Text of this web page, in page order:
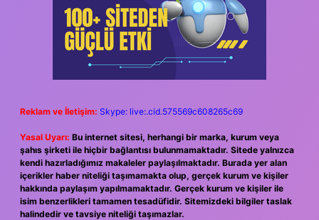
Reklam ve İletişim: Skype: live:.cid.575569c608265c69
Yasal Uyarı: Bu internet sitesi, herhangi bir marka, kurum veya
şahıs şirketi ile hiçbir bağlantısı bulunmamaktadır. Sitede yalnızca
kendi hazırladığımız makaleler paylaşılmaktadır. Burada yer alan
içerikler haber niteliği taşımamakta olup, gerçek kurum ve kişiler
hakkında paylaşım yapılmamaktadır. Gerçek kurum ve kişiler ile
isim benzerlikleri tamamen tesadüfidir. Sitemizdeki bilgiler taslak
halindedir ve tavsiye niteliği taşımazlar.